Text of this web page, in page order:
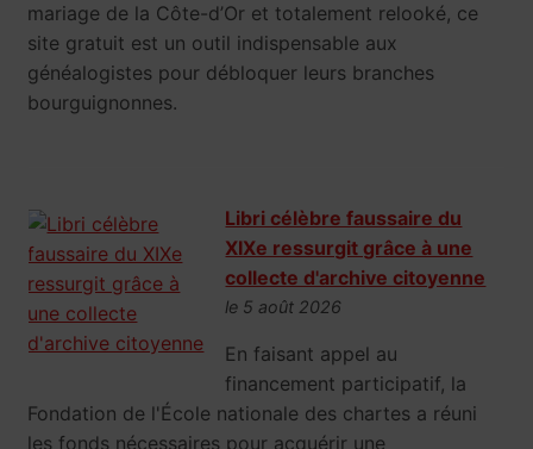
mariage de la Côte-d’Or et totalement relooké, ce
site gratuit est un outil indispensable aux
généalogistes pour débloquer leurs branches
bourguignonnes.
Libri célèbre faussaire du
XIXe ressurgit grâce à une
collecte d'archive citoyenne
le 5 août 2026
En faisant appel au
financement participatif, la
Fondation de l'École nationale des chartes a réuni
les fonds nécessaires pour acquérir une